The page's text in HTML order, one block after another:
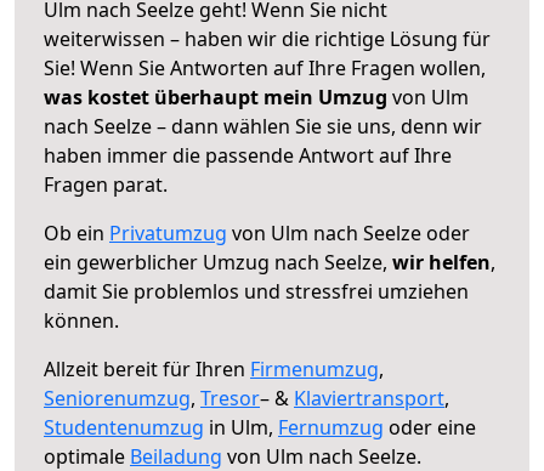
Ulm nach Seelze geht! Wenn Sie nicht
weiterwissen – haben wir die richtige Lösung für
Sie! Wenn Sie Antworten auf Ihre Fragen wollen,
was kostet überhaupt mein Umzug von Ulm
nach Seelze – dann wählen Sie sie uns, denn wir
haben immer die passende Antwort auf Ihre
Fragen parat.
Ob ein Privatumzug von Ulm nach Seelze oder
ein gewerblicher Umzug nach Seelze, wir helfen,
damit Sie problemlos und stressfrei umziehen
können.
Allzeit bereit für Ihren Firmenumzug,
Seniorenumzug, Tresor– & Klaviertransport,
Studentenumzug in Ulm, Fernumzug oder eine
optimale Beiladung von Ulm nach Seelze.